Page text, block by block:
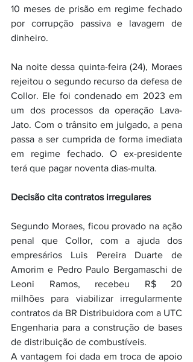
10 meses de prisão em regime fechado
por corrupção passiva e lavagem de
dinheiro.
Na noite dessa quinta-feira (24), Moraes
rejeitou o segundo recurso da defesa de
Collor. Ele foi condenado em 2023 em
um dos processos da operação Lava-
Jato. Com o trânsito em julgado, a pena
passa a ser cumprida de forma imediata
em regime fechado. O ex-presidente
terá que pagar noventa dias-multa.
Decisão cita contratos irregulares
Segundo Moraes, ficou provado na ação
penal que Collor, com a ajuda dos
empresários Luis Pereira Duarte de
Amorim e Pedro Paulo Bergamaschi de
Leoni Ramos, recebeu R$ 20
milhões para viabilizar irregularmente
contratos da BR Distribuidora com a UTC
Engenharia para a construção de bases
de distribuição de combustíveis.
A vantagem foi dada em troca de apoio